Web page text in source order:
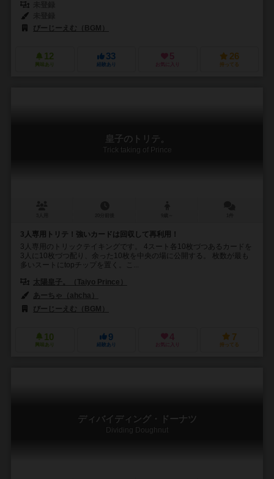
びーじーえむ（BGM）
12
興味あり
33
経験あり
5
お気に入り
26
持ってる
皇子のトリテ。
Trick taking of Prince
3人専用トリテ！強いカードは回収して再利用！
3人専用のトリックテイキングです。 4スート各10枚づつあるカードを
3人に10枚づつ配り、余った10枚を中央の場に公開する。 枚数が最も
多いスートにtopチップを置く。こ...
太陽皇子。（Taiyo Prince）
あーちゃ（ahcha）
びーじーえむ（BGM）
10
興味あり
9
経験あり
4
お気に入り
7
持ってる
ディバイディング・ドーナツ
Dividing Doughnut